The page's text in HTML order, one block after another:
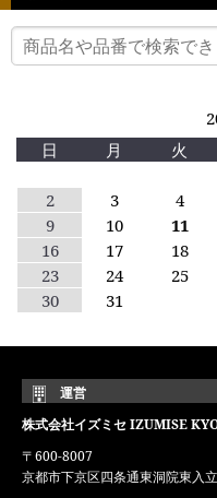
日
月 火
2
3 4
9
10 11
16
17 18
23
24 25
30
31
運営
株式会社イズミセ IZUMISE
〒600-8007
京都市下京区四条通東洞院東